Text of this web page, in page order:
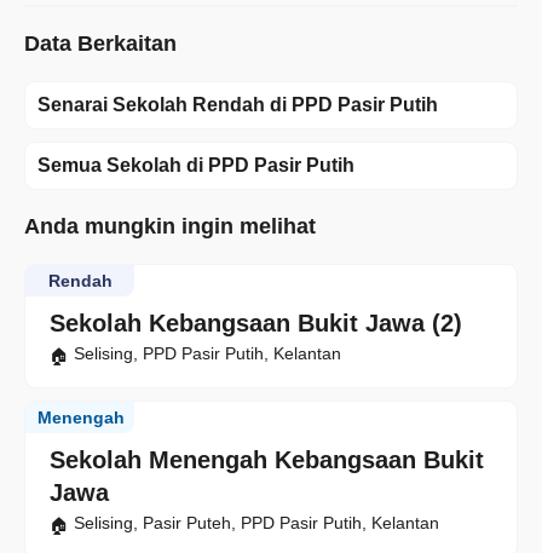
Data Berkaitan
Senarai Sekolah Rendah di PPD Pasir Putih
Semua Sekolah di PPD Pasir Putih
Anda mungkin ingin melihat
Sekolah Kebangsaan Bukit Jawa (2)
Rendah
Selising, PPD Pasir Putih, Kelantan
Sekolah Menengah Kebangsaan Bukit
Jawa
Menengah
Selising, Pasir Puteh, PPD Pasir Putih, Kelantan